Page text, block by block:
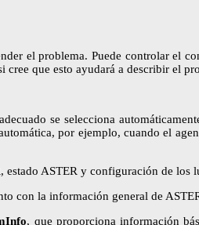
el problema. Puede controlar el
que esto ayudará a describir el
se selecciona
por ejemplo, cuando el
ASTER y configuración de los
con la información general de
, que proporciona información